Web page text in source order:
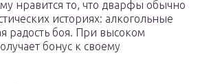
нравится то, что дварфы обычно
историях: алкогольные
радость боя. При высоком
бонус к своему